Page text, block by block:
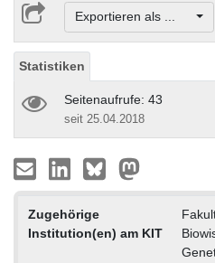
Exportieren als ...
Statistiken
Seitenaufrufe: 43
seit 25.04.2018
Zugehörige
Institution(en) am KIT